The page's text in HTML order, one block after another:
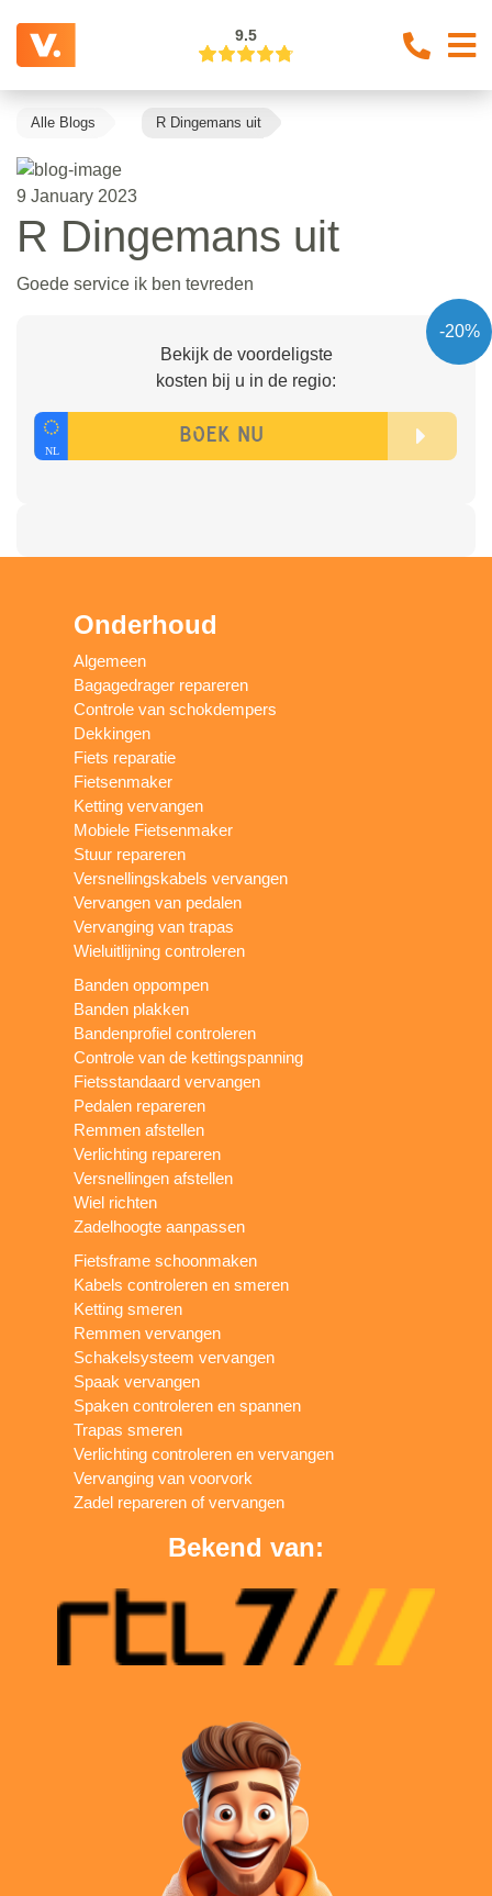
9.5
Alle Blogs R Dingemans uit
9 January 2023
R Dingemans uit
Goede service ik ben tevreden
-20%
Bekijk de voordeligste
kosten bij u in de regio:
Onderhoud
Algemeen
Bagagedrager repareren
Controle van schokdempers
Dekkingen
Fiets reparatie
Fietsenmaker
Ketting vervangen
Mobiele Fietsenmaker
Stuur repareren
Versnellingskabels vervangen
Vervangen van pedalen
Vervanging van trapas
Wieluitlijning controleren
Banden oppompen
Banden plakken
Bandenprofiel controleren
Controle van de kettingspanning
Fietsstandaard vervangen
Pedalen repareren
Remmen afstellen
Verlichting repareren
Versnellingen afstellen
Wiel richten
Zadelhoogte aanpassen
Fietsframe schoonmaken
Kabels controleren en smeren
Ketting smeren
Remmen vervangen
Schakelsysteem vervangen
Spaak vervangen
Spaken controleren en spannen
Trapas smeren
Verlichting controleren en vervangen
Vervanging van voorvork
Zadel repareren of vervangen
Bekend van: